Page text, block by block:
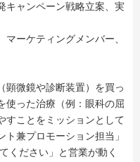
キャンペーン戦略立案、実
マーケティングメンバー、
顕微鏡や診断装置）を買っ
使った治療（例：眼科の屈
すことをミッションとして
兼プロモーション担当」
ください」と営業が動く